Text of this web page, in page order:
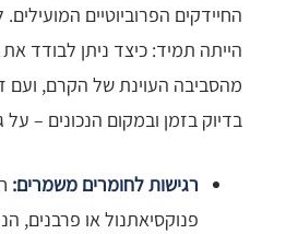
החיידקים הפרוביוטיים
הייתה תמיד: כיצד ניתן לבודד את
מהסביבה העוינת של הקרם,
בדיוק בזמן ובמקום הנכונים – על
רגישות לחומרים משמרים:
פנוקסיאתנול או פרבנים,